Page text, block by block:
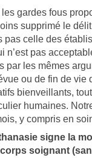
les gardes fous
supprimé le
pas celle des
n’est pas
par les mêmes
ou de fin de vie
bienveillants,
humaines.
y compris en
signe la
soignant